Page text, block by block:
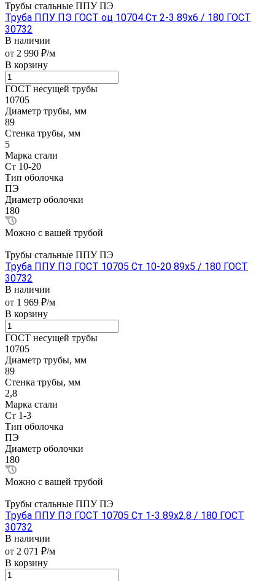
Трубы стальные ППУ ПЭ
Труба ППУ ПЭ ГОСТ оц 10704 Ст 2-3 89x6 / 180 ГОСТ
30732
В наличии
от 2 990 ₽/м
В корзину
ГОСТ несущей трубы
10705
Диаметр трубы, мм
89
Стенка трубы, мм
5
Марка стали
Ст 10-20
Тип оболочка
ПЭ
Диаметр оболочки
180
Можно с вашей трубой
Трубы стальные ППУ ПЭ
Труба ППУ ПЭ ГОСТ 10705 Ст 10-20 89x5 / 180 ГОСТ
30732
В наличии
от 1 969 ₽/м
В корзину
ГОСТ несущей трубы
10705
Диаметр трубы, мм
89
Стенка трубы, мм
2,8
Марка стали
Ст 1-3
Тип оболочка
ПЭ
Диаметр оболочки
180
Можно с вашей трубой
Трубы стальные ППУ ПЭ
Труба ППУ ПЭ ГОСТ 10705 Ст 1-3 89x2,8 / 180 ГОСТ
30732
В наличии
от 2 071 ₽/м
В корзину